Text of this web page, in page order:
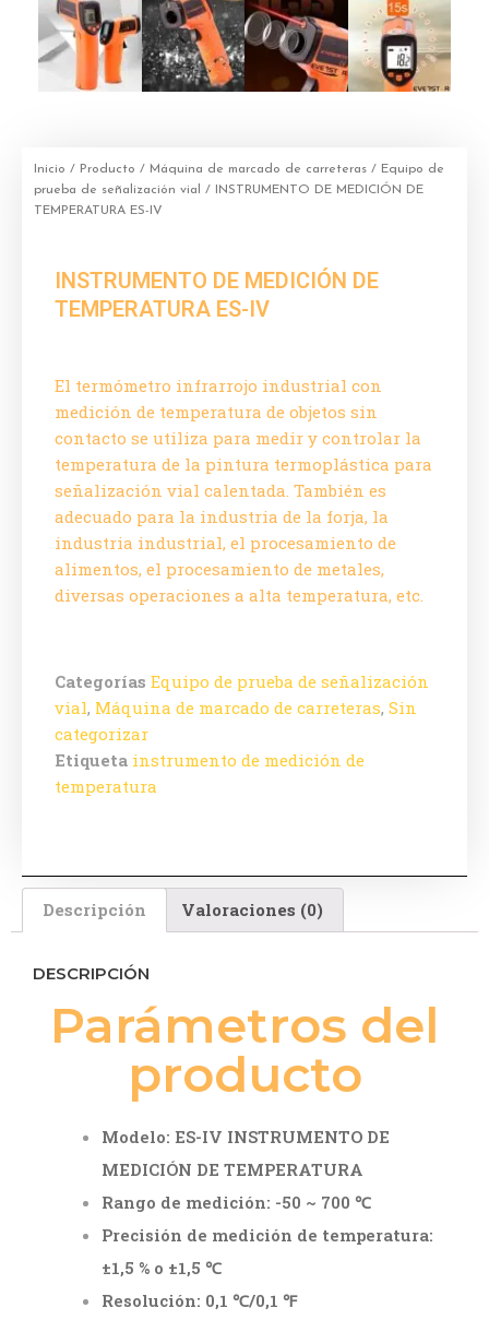
Inicio / Producto / Máquina de marcado de carreteras / Equipo de
prueba de señalización vial
/ INSTRUMENTO DE MEDICIÓN DE
TEMPERATURA ES-IV
INSTRUMENTO DE MEDICIÓN DE
TEMPERATURA ES-IV
El termómetro infrarrojo industrial con
medición de temperatura de objetos sin
contacto se utiliza para medir y controlar la
temperatura de la pintura termoplástica para
señalización vial calentada. También es
adecuado para la industria de la forja, la
industria industrial, el procesamiento de
alimentos, el procesamiento de metales,
diversas operaciones a alta temperatura, etc.
Categorías Equipo de prueba de señalización
vial, Máquina de marcado de carreteras, Sin
categorizar
Etiqueta instrumento de medición de
temperatura
Descripción Valoraciones (0)
DESCRIPCIÓN
Parámetros del
producto
Modelo: ES-IV INSTRUMENTO DE
MEDICIÓN DE TEMPERATURA
Rango de medición: -50 ~ 700 ℃
Precisión de medición de temperatura:
±1,5 % o ±1,5 ℃
Resolución: 0,1 ℃/0,1 ℉